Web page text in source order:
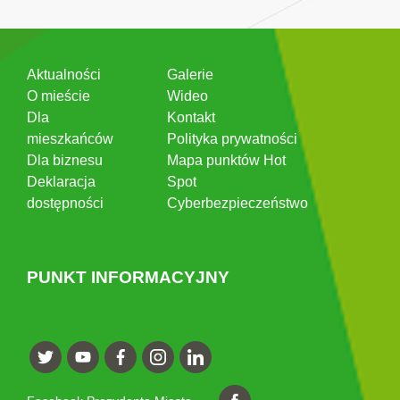
Aktualności
O mieście
Dla
mieszkańców
Dla biznesu
Deklaracja
dostępności
Galerie
Wideo
Kontakt
Polityka prywatności
Mapa punktów Hot
Spot
Cyberbezpieczeństwo
PUNKT INFORMACYJNY